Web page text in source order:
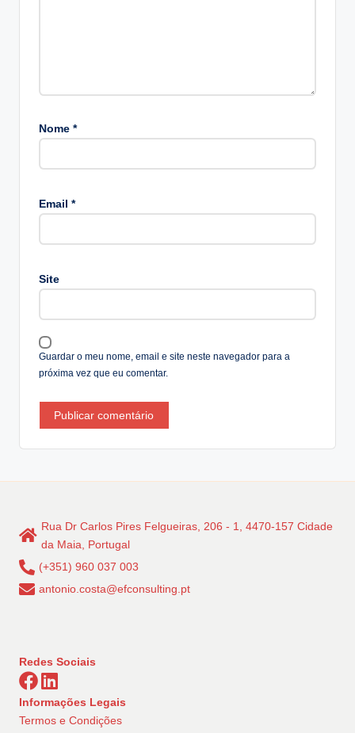
Nome *
Email *
Site
Guardar o meu nome, email e site neste navegador para a
próxima vez que eu comentar.
e
ti
e
:
Rua Dr Carlos Pires Felgueiras, 206 - 1, 4470-157 Cidade
da Maia, Portugal
(+351) 960 037 003
antonio.costa@efconsulting.pt
Redes Sociais
Informações Legais
Termos e Condições